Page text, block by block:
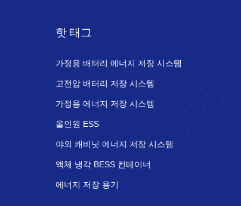
핫 태그
가정용 배터리 에너지 저장 시스템
고전압 배터리 저장 시스템
가정용 에너지 저장 시스템
올인원 ESS
야외 캐비닛 에너지 저장 시스템
액체 냉각 BESS 컨테이너
에너지 저장 용기